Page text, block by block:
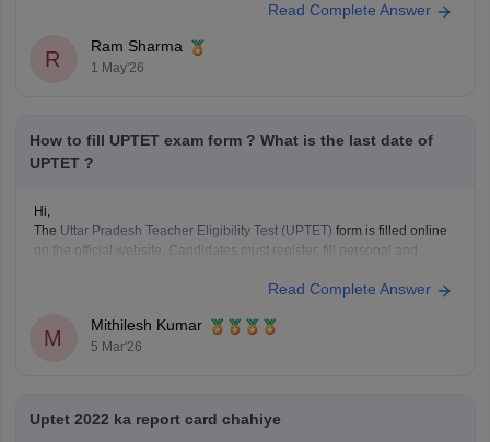
Read Complete Answer
R
Ram Sharma
1 May'26
How to fill UPTET exam form ? What is the last date of
UPTET ?
Hi,
The Uttar Pradesh Teacher Eligibility Test (UPTET) form is filled online
on the official website. Candidates must register, fill personal and
The application process is expected to start in March 2026, and the last
Read Complete Answer
M
Mithilesh Kumar
5 Mar'26
Uptet 2022 ka report card chahiye